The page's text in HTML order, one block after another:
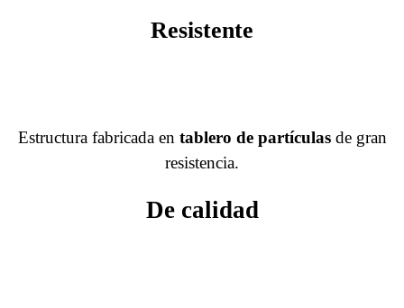
Resistente
Estructura fabricada en tablero de partículasde gran
resistencia.
De calidad